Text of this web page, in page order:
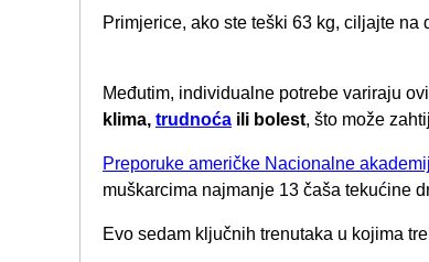
Primjerice, ako ste teški 63 kg, ciljajte na
Međutim, individualne potrebe variraju
klima, trudnoća ili bolest, što može
Preporuke američke Nacionalne
muškarcima najmanje 13 čaša tekućine
Evo sedam ključnih trenutaka u kojima